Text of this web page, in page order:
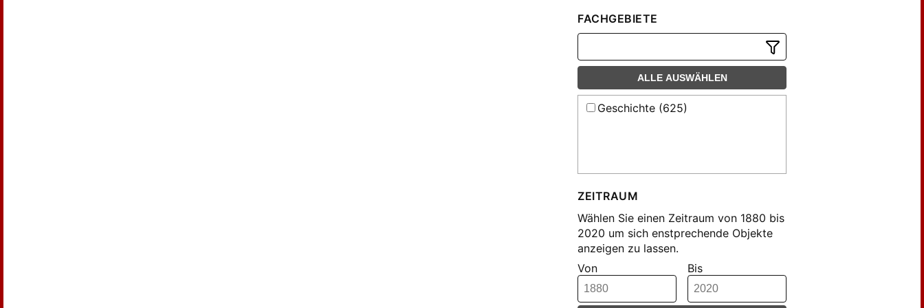
Theissing (3)
FACHGEBIETE
ALLE AUSWÄHLEN
Geschichte (625)
ZEITRAUM
Wählen Sie einen Zeitraum von 1880 bis
2020 um sich enstprechende Objekte
anzeigen zu lassen.
Von
Bis